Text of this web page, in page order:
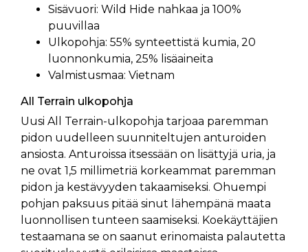
Sisävuori: Wild Hide nahkaa ja 100%
puuvillaa
Ulkopohja: 55% synteettistä kumia, 20
luonnonkumia, 25% lisäaineita
Valmistusmaa: Vietnam
All Terrain ulkopohja
Uusi All Terrain-ulkopohja tarjoaa paremman
pidon uudelleen suunniteltujen anturoiden
ansiosta. Anturoissa itsessään on lisättyjä uria, ja
ne ovat 1,5 millimetriä korkeammat paremman
pidon ja kestävyyden takaamiseksi. Ohuempi
pohjan paksuus pitää sinut lähempänä maata
luonnollisen tunteen saamiseksi. Koekäyttäjien
testaamana se on saanut erinomaista palautetta